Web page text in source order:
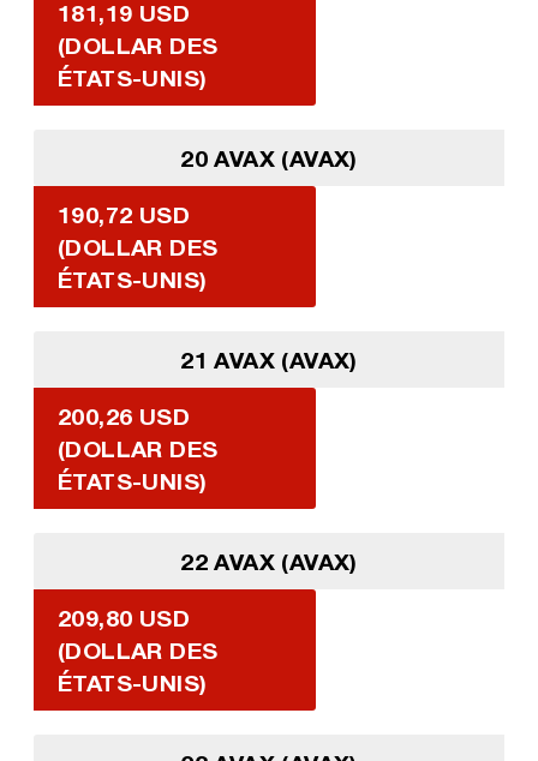
181,19 USD
(DOLLAR DES
ÉTATS-UNIS)
20 AVAX (AVAX)
190,72 USD
(DOLLAR DES
ÉTATS-UNIS)
21 AVAX (AVAX)
200,26 USD
(DOLLAR DES
ÉTATS-UNIS)
22 AVAX (AVAX)
209,80 USD
(DOLLAR DES
ÉTATS-UNIS)